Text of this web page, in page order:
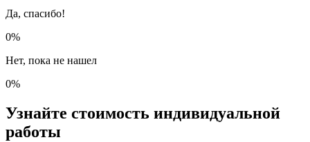
Да, спасибо!
0%
Нет, пока не нашел
0%
Узнайте стоимость индивидуальной
работы